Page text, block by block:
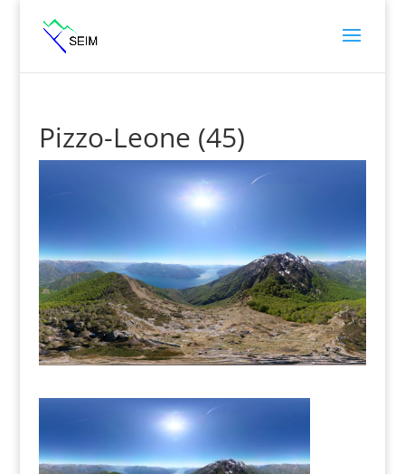
Pizzo-Leone (45)